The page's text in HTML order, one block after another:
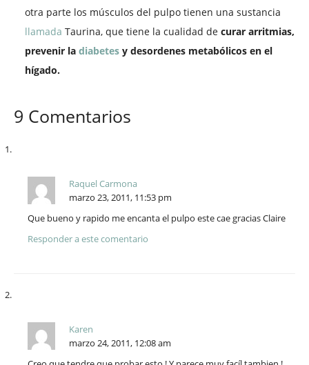
otra parte los músculos del pulpo tienen una sustancia
llamada Taurina, que tiene la cualidad de curar arritmias,
prevenir la diabetes y desordenes metabólicos en el
hígado.
9 Comentarios
Raquel Carmona
marzo 23, 2011, 11:53 pm
Que bueno y rapido me encanta el pulpo este cae gracias Claire
Responder a este comentario
Karen
marzo 24, 2011, 12:08 am